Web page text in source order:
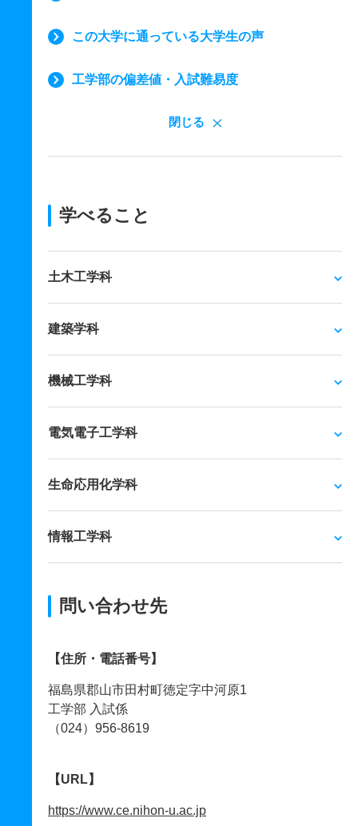
この大学に通っている大学生の声
工学部の偏差値・入試難易度
閉じる
学べること
土木工学科
建築学科
機械工学科
電気電子工学科
生命応用化学科
情報工学科
問い合わせ先
【住所・電話番号】
福島県郡山市田村町徳定字中河原1
工学部 入試係
（024）956-8619
【URL】
https://www.ce.nihon-u.ac.jp